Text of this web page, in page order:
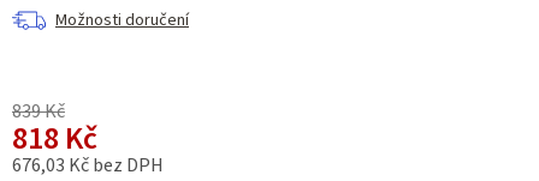
Možnosti doručení
839 Kč
818 Kč
676,03 Kč bez DPH